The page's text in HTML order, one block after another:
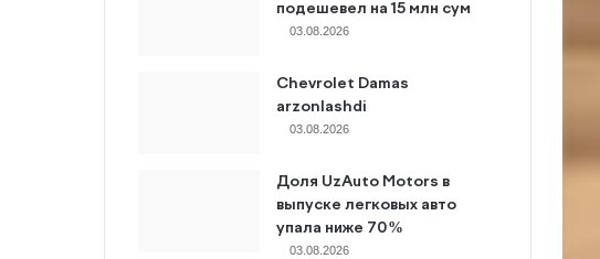
подешевел на 15 млн сум
03.08.2026
Chevrolet Damas
arzonlashdi
03.08.2026
Доля UzAuto Motors в
выпуске легковых авто
упала ниже 70%
03.08.2026